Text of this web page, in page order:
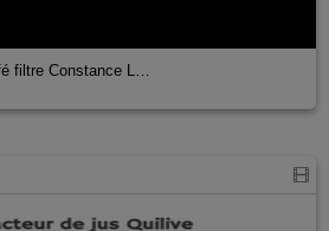
filtre Constance L…